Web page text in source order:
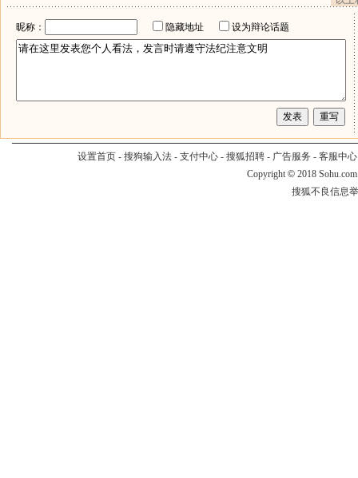
昵称： 隐藏地址 设为辩论话题
设置首页- 搜狗输入法- 支付中心- 搜狐招聘- 广告服务 - 客服中心
Copyright © 2018
搜狐不良信息